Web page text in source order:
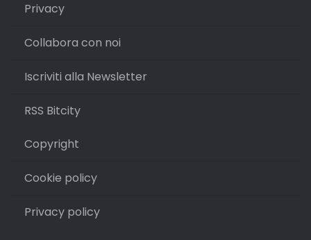
Privacy
Collabora con noi
Iscriviti alla Newsletter
RSS Bitcity
Copyright
Cookie policy
Privacy policy